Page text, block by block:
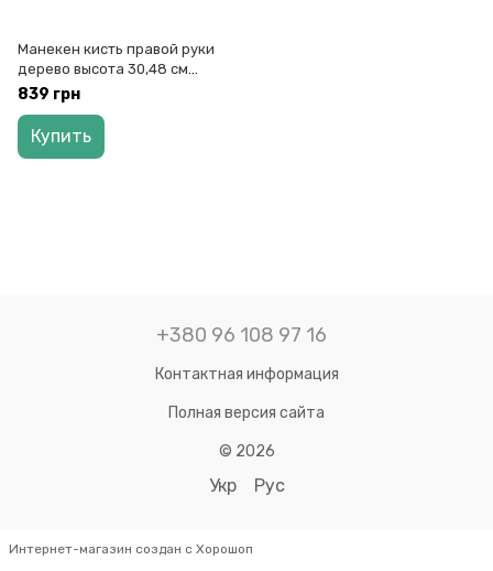
Манекен кисть правой руки
дерево высота 30,48 см
D.K.ArtCraft, 94160473
839 грн
Купить
+380 96 108 97 16
Контактная информация
Полная версия сайта
© 2026
Укр Рус
Интернет-магазин создан с Хорошоп